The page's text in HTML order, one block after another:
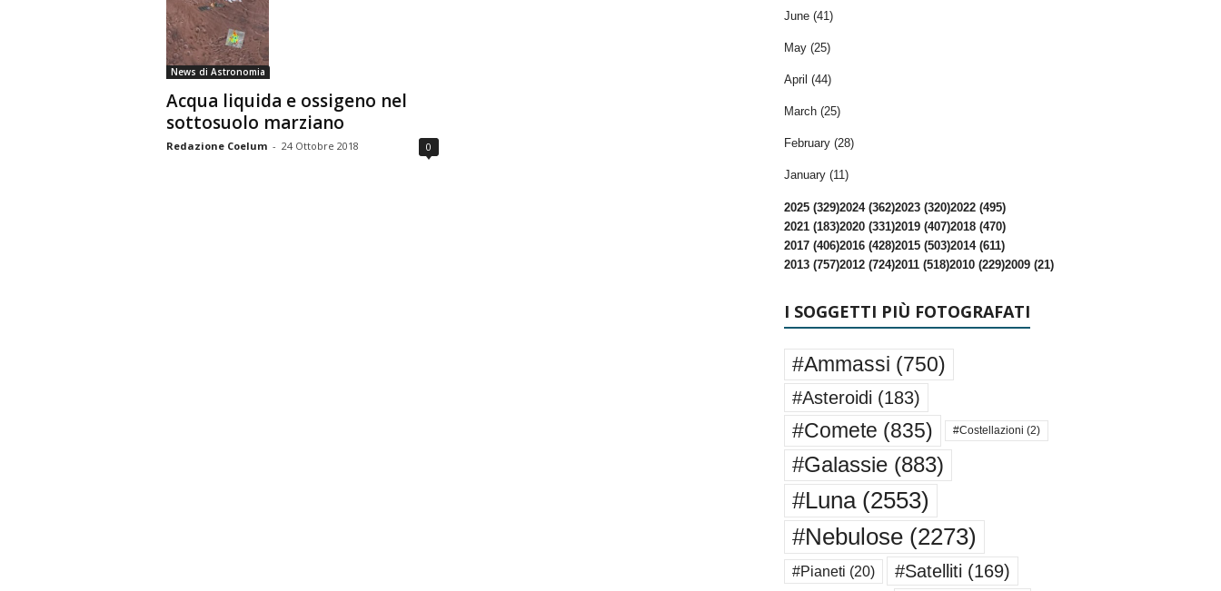
a
News di Astronomia
Acqua liquida e ossigeno nel
sottosuolo marziano
Redazione Coelum - 24 Ottobre 2018 0
June (41)
May (25)
April (44)
March (25)
February (28)
January (11)
2025 (329)2024 (362)2023 (320)2022 (495)
2021 (183)2020 (331)2019 (407)2018 (470)
2017 (406)2016 (428)2015 (503)2014 (611)
2013 (757)2012 (724)2011 (518)2010 (229)2009 (21)
I SOGGETTI PIÙ FOTOGRAFATI
#Ammassi (750)
#Asteroidi (183)
#Comete (835) #Costellazioni (2)
#Galassie(883)
#Luna(2553)
#Nebulose(2273)
#Pianeti (20) #Satelliti (169)